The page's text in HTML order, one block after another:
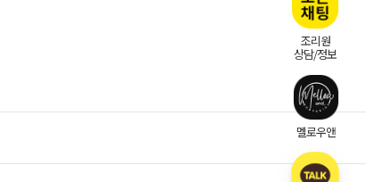
조리원
상담/정보
멜로우앤